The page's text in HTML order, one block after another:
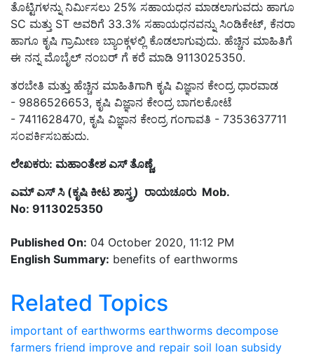
ತೊಟ್ಟಿಗಳನ್ನು ನಿರ್ಮಿಸಲು 25% ಸಹಾಯಧನ ಮಾಡಲಾಗುವದು ಹಾಗೂ
SC ಮತ್ತು ST ಅವರಿಗೆ 33.3% ಸಹಾಯಧನವನ್ನು ಸಿಂಡಿಕೇಟ್, ಕೆನರಾ
ಹಾಗೂ ಕೃಷಿ ಗ್ರಾಮೀಣ ಬ್ಯಾಂಕ್ಗಳಲ್ಲಿ ಕೊಡಲಾಗುವುದು. ಹೆಚ್ಚಿನ ಮಾಹಿತಿಗೆ
ಈ ನನ್ನ ಮೊಬೈಲ್ ನಂಬರ್ ಗೆ ಕರೆ ಮಾಡಿ 9113025350.
ತರಬೇತಿ ಮತ್ತು ಹೆಚ್ಚಿನ ಮಾಹಿತಿಗಾಗಿ ಕೃಷಿ ವಿಜ್ಞಾನ ಕೇಂದ್ರ ಧಾರವಾಡ
- 9886526653, ಕೃಷಿ ವಿಜ್ಞಾನ ಕೇಂದ್ರ ಬಾಗಲಕೋಟೆ
- 7411628470, ಕೃಷಿ ವಿಜ್ಞಾನ ಕೇಂದ್ರ ಗಂಗಾವತಿ - 7353637711
ಸಂಪರ್ಕಿಸಬಹುದು.
ಲೇಖಕರು: ಮಹಾಂತೇಶ ಎಸ್ ತೊಣ್ಣೆ,
ಎಮ್ ಎಸ್ ಸಿ (ಕೃಷಿ ಕೀಟ ಶಾಸ್ತ್ರ) ರಾಯಚೂರು Mob.
No: 9113025350
Published On: 04 October 2020, 11:12 PM
English Summary: benefits of earthworms
Related Topics
important of earthworms earthworms decompose
farmers friend improve and repair soil loan subsidy